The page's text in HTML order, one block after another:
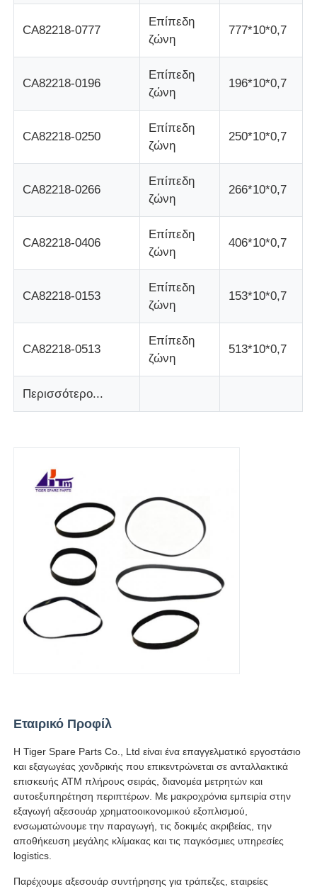
Τμήματα ΑΤΜ Glory NMD
Τμήματα ΑΤΜ OKI
Διαλογιστής τραπεζογραμματίων
μετρητής λογαριασμών
Εκτυπωτής καρτών
μηχάνημα POS
Ανταλλακτικά ATM
Ανακυκλωτής νομισμάτων
CA82218-0777
Επίπεδη
ζώνη
777*10*0,7
CA82218-0196
Επίπεδη
ζώνη
196*10*0,7
CA82218-0250
Επίπεδη
ζώνη
250*10*0,7
CA82218-0266
Επίπεδη
ζώνη
266*10*0,7
CA82218-0406
Επίπεδη
ζώνη
406*10*0,7
CA82218-0153
Επίπεδη
ζώνη
153*10*0,7
CA82218-0513
Επίπεδη
ζώνη
513*10*0,7
Περισσότερο...
Εταιρικό Προφίλ
Η Tiger Spare Parts Co., Ltd είναι ένα επαγγελματικό εργοστάσιο
και εξαγωγέας χονδρικής που επικεντρώνεται σε ανταλλακτικά
επισκευής ATM πλήρους σειράς, διανομέα μετρητών και
αυτοεξυπηρέτηση περιπτέρων. Με μακροχρόνια εμπειρία στην
εξαγωγή αξεσουάρ χρηματοοικονομικού εξοπλισμού,
ενσωματώνουμε την παραγωγή, τις δοκιμές ακριβείας, την
αποθήκευση μεγάλης κλίμακας και τις παγκόσμιες υπηρεσίες
logistics.
Παρέχουμε αξεσουάρ συντήρησης για τράπεζες, εταιρείες